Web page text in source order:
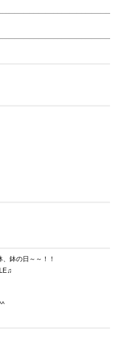
鉢の日～～！！